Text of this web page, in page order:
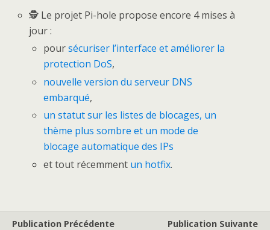
🕵️ Le projet Pi-hole propose encore 4 mises à
jour :
poursécuriser l’interface et améliorer la
protection DoS,
nouvelle version du serveur DNS
embarqué,
un statut sur les listes de blocages, un
thème plus sombre et un mode de
blocage automatique des IPs
et tout récemment un hotfix.
Publication Précédente
Publication Suivante